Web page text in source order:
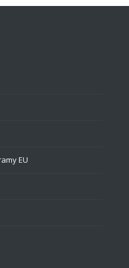
EU